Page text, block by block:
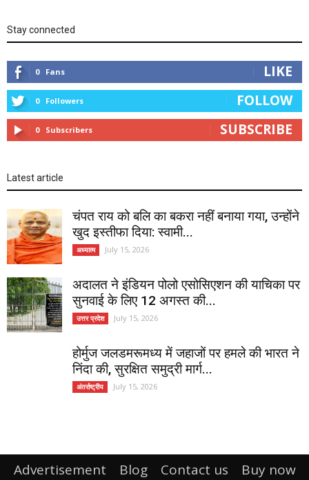
Stay connected
0 Fans LIKE
0 Followers FOLLOW
0 Subscribers SUBSCRIBE
Latest article
चंपत राय को बलि का बकरा नहीं बनाया गया, उन्होंने
खुद इस्तीफा दिया: स्वामी...
अध्यात्म July 15, 2026
अदालत ने इंडियन पोलो एसोसिएशन की याचिका पर
सुनवाई के लिए 12 अगस्त की...
उत्तर प्रदेश July 15, 2026
होर्मुज जलडमरूमध्य में जहाजों पर हमले की भारत ने
निंदा की, सुरक्षित समुद्री मार्ग...
अंतर्राष्ट्रीय July 15, 2026
Advertisement Blog Contact us Buy now